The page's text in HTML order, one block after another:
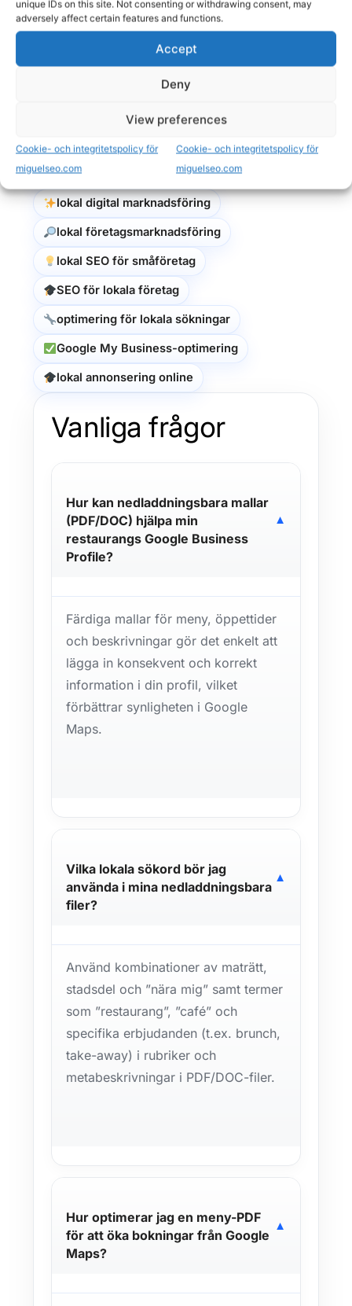
unique IDs on this site. Not consenting or withdrawing consent, may
adversely affect certain features and functions.
Accept
Deny
View preferences
Cookie- och integritetspolicy för
miguelseo.com
Cookie- och integritetspolicy för
miguelseo.com
Taggar
lokal sökmotoroptimering
lokal SEO-tjänster
lokal synlighet online
lokal marknadsföring
lokal digital marknadsföring
lokal företagsmarknadsföring
lokal SEO för småföretag
SEO för lokala företag
optimering för lokala sökningar
Google My Business-optimering
lokal annonsering online
Vanliga frågor
Hur kan nedladdningsbara mallar
(PDF/DOC) hjälpa min
restaurangs Google Business
Profile?
▼
Färdiga mallar för meny, öppettider
och beskrivningar gör det enkelt att
lägga in konsekvent och korrekt
information i din profil, vilket
förbättrar synligheten i Google
Maps.
Vilka lokala sökord bör jag
använda i mina nedladdningsbara
filer?
▼
Använd kombinationer av maträtt,
stadsdel och ”nära mig” samt termer
som ”restaurang”, ”café” och
specifika erbjudanden (t.ex. brunch,
take-away) i rubriker och
metabeskrivningar i PDF/DOC-filer.
Hur optimerar jag en meny-PDF
för att öka bokningar från Google
Maps?
▼